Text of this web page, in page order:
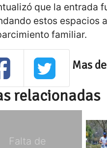
que la entrada
estos espacios
familiar.
Mas
relacionadas
Falta de